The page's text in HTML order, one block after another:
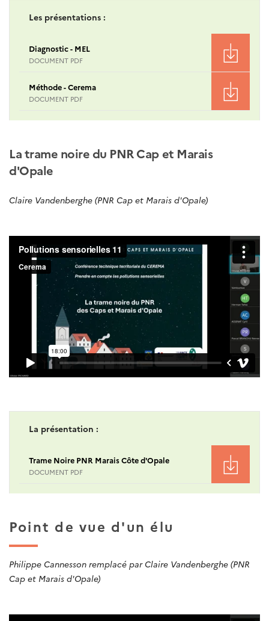
Les présentations :
Diagnostic - MEL
DOCUMENT PDF
Méthode - Cerema
DOCUMENT PDF
La trame noire du PNR Cap et Marais
d'Opale
Claire Vandenberghe (PNR Cap et Marais d'Opale)
La présentation :
Trame Noire PNR Marais Côte d'Opale
DOCUMENT PDF
Point de vue d'un élu
Philippe Cannesson remplacé par Claire Vandenberghe (PNR
Cap et Marais d'Opale)